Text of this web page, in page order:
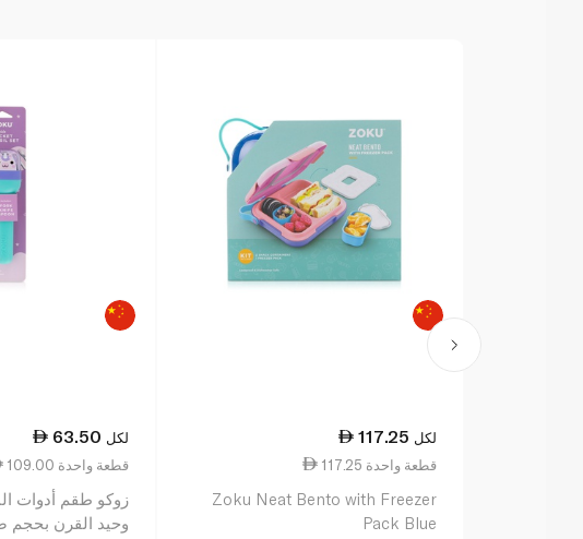
117.25 لكل
117.25 قطعة واحدة
Zoku Neat Bento with Freezer
Pack Blue
63.50 لكل
109.00 قطعة واحدة
زوكو طقم أدوات
وحيد القرن بحجم